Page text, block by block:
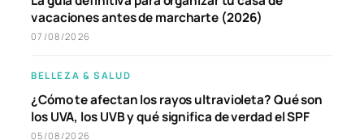
vacaciones antes de marcharte (2026)
07/08/2026
BELLEZA & SALUD
¿Cómo te afectan los rayos ultravioleta? Qué son
los UVA, los UVB y qué significa de verdad el SPF
05/08/2026